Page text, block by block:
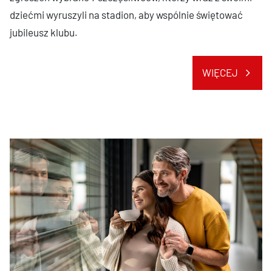
dziećmi wyruszyli na stadion, aby wspólnie świętować
jubileusz klubu.
WIĘCEJ